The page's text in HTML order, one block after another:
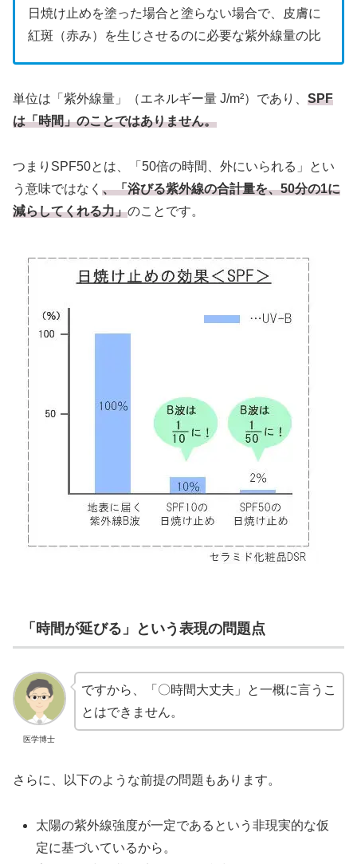
日焼け止めを塗った場合と塗らない場合で、皮膚に
紅斑（赤み）を生じさせるのに必要な紫外線量の比
単位は「紫外線量」（エネルギー量 J/m²）であり、 SPF
は「時間」のことではありません。
つまりSPF50とは、「50倍の時間、外にいられる」とい
う意味ではなく 、「浴びる紫外線の合計量を、50分の1に
減らしてくれる力」のことです。
「時間が延びる」という表現の問題点
医学博士
ですから、「〇時間大丈夫」と一概に言うこ
とはできません。
さらに、以下のような前提の問題もあります。
太陽の紫外線強度が一定であるという非現実的な仮
定に基づいているから。